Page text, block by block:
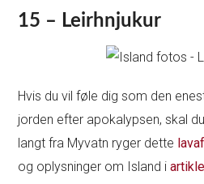
15 – Leirhnjukur
Hvis du vil føle dig som den
jorden efter apokalypsen, skal
langt fra Myvatn ryger dette
og oplysninger om Island i